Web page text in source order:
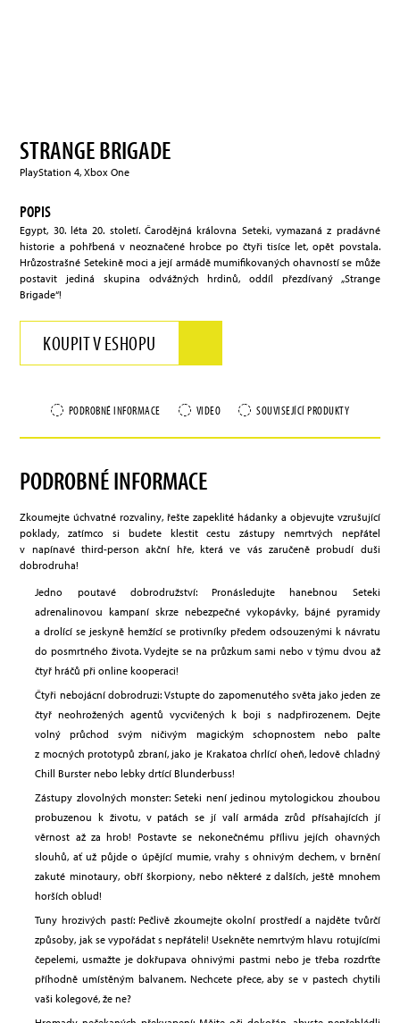
STRANGE BRIGADE
PlayStation 4, Xbox One
POPIS
Egypt, 30. léta 20. století. Čarodějná královna Seteki, vymazaná z pradávné
historie a pohřbená v neoznačené hrobce po čtyři tisíce let, opět povstala.
Hrůzostrašné Setekině moci a její armádě mumifikovaných ohavností se může
postavit jediná skupina odvážných hrdinů, oddíl přezdívaný „Strange
Brigade“!
KOUPIT V ESHOPU
PODROBNÉ INFORMACE VIDEO SOUVISEJÍCÍ PRODUKTY
PODROBNÉ INFORMACE
Zkoumejte úchvatné rozvaliny, řešte zapeklité hádanky a objevujte vzrušující
poklady, zatímco si budete klestit cestu zástupy nemrtvých nepřátel
v napínavé third-person akční hře, která ve vás zaručeně probudí duši
dobrodruha!
Jedno poutavé dobrodružství: Pronásledujte hanebnou Seteki
adrenalinovou kampaní skrze nebezpečné vykopávky, bájné pyramidy
a drolící se jeskyně hemžící se protivníky předem odsouzenými k návratu
do posmrtného života. Vydejte se na průzkum sami nebo v týmu dvou až
čtyř hráčů při online kooperaci!
Čtyři nebojácní dobrodruzi: Vstupte do zapomenutého světa jako jeden ze
čtyř neohrožených agentů vycvičených k boji s nadpřirozenem. Dejte
volný průchod svým ničivým magickým schopnostem nebo palte
z mocných prototypů zbraní, jako je Krakatoa chrlící oheň, ledově chladný
Chill Burster nebo lebky drtící Blunderbuss!
Zástupy zlovolných monster: Seteki není jedinou mytologickou zhoubou
probuzenou k životu, v patách se jí valí armáda zrůd přísahajících jí
věrnost až za hrob! Postavte se nekonečnému přílivu jejích ohavných
slouhů, ať už půjde o úpějící mumie, vrahy s ohnivým dechem, v brnění
zakuté minotaury, obří škorpiony, nebo některé z dalších, ještě mnohem
horších oblud!
Tuny hrozivých pastí: Pečlivě zkoumejte okolní prostředí a najděte tvůrčí
způsoby, jak se vypořádat s nepřáteli! Usekněte nemrtvým hlavu rotujícími
čepelemi, usmažte je dokřupava ohnivými pastmi nebo je třeba rozdrťte
příhodně umístěným balvanem. Nechcete přece, aby se v pastech chytili
vaši kolegové, že ne?